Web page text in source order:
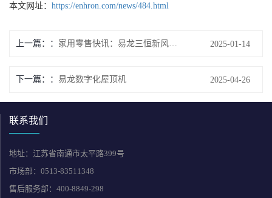
本文网址： https://enhron.com/news/484.html
上一篇： 2025-01-14
下一篇： 易龙数字化屋顶机 2025-04-26
联系我们
地址：江苏省南通市太平路399号
市场部：0513-83511348
售后服务部：400-8849-298